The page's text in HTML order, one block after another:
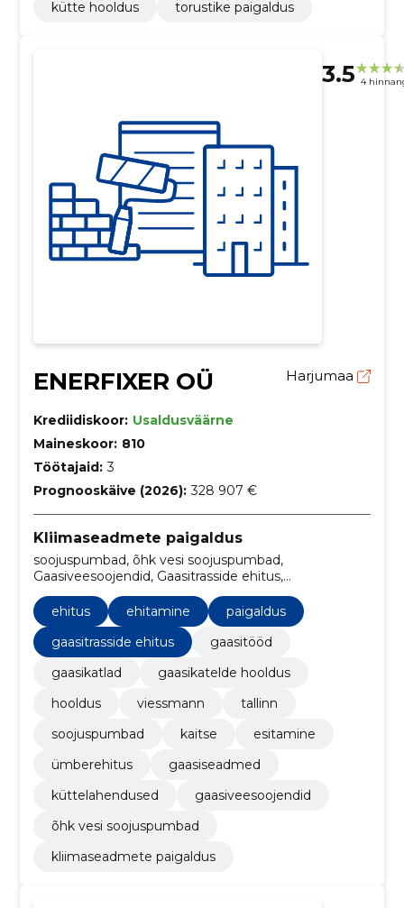
kütte hooldus
torustike paigaldus
3.5 4
ENERFIXER OÜ Harjumaa
Krediidiskoor: Usaldusväärne
Maineskoor: 810
Töötajaid: 3
Prognooskäive (2026): 328 907 €
Kliimaseadmete paigaldus
soojuspumbad, õhk vesi soojuspumbad,
Gaasiveesoojendid, Gaasitrasside ehitus,
küttelahendused, Gaasiseadmed, Ümberehitus,
esitamine, kaitse, ehitus
ehitus ehitamine
paigaldus
gaasitrasside ehitus
gaasitööd
gaasikatlad
gaasikatelde hooldus
hooldus
viessmann
tallinn
soojuspumbad
kaitse
esitamine
ümberehitus
gaasiseadmed
küttelahendused
gaasiveesoojendid
õhk vesi soojuspumbad
kliimaseadmete paigaldus